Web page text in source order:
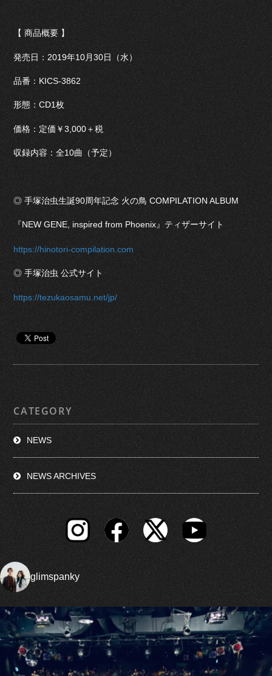
【 商品概要 】
発売日：2019年10月30日（水）
品番：KICS-3862
形態：CD1枚
価格：定価￥3,000＋税
収録内容：全10曲（予定）
◎ 手塚治虫生誕90周年記念 火の鳥 COMPILATION ALBUM
『NEW GENE, inspired from Phoenix』ティザーサイト
https://hinotori-compilation.com
◎ 手塚治虫 公式サイト
https://tezukaosamu.net/jp/
CATEGORY
NEWS
NEWS ARCHIVES
glimspanky